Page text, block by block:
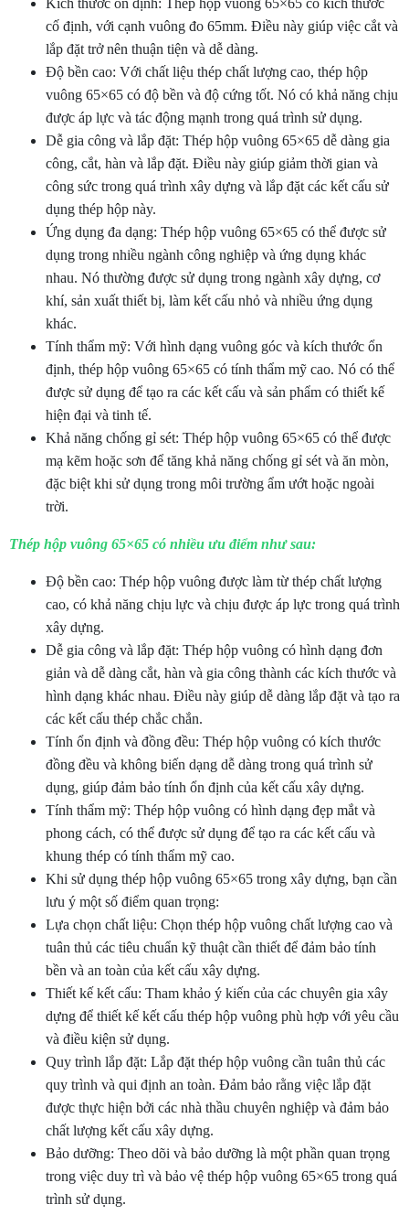
Kích thước ổn định: Thép hộp vuông 65×65 có kích thước
cố định, với cạnh vuông đo 65mm. Điều này giúp việc cắt và
lắp đặt trở nên thuận tiện và dễ dàng.
Độ bền cao: Với chất liệu thép chất lượng cao, thép hộp
vuông 65×65 có độ bền và độ cứng tốt. Nó có khả năng chịu
được áp lực và tác động mạnh trong quá trình sử dụng.
Dễ gia công và lắp đặt: Thép hộp vuông 65×65 dễ dàng gia
công, cắt, hàn và lắp đặt. Điều này giúp giảm thời gian và
công sức trong quá trình xây dựng và lắp đặt các kết cấu sử
dụng thép hộp này.
Ứng dụng đa dạng: Thép hộp vuông 65×65 có thể được sử
dụng trong nhiều ngành công nghiệp và ứng dụng khác
nhau. Nó thường được sử dụng trong ngành xây dựng, cơ
khí, sản xuất thiết bị, làm kết cấu nhỏ và nhiều ứng dụng
khác.
Tính thẩm mỹ: Với hình dạng vuông góc và kích thước ổn
định, thép hộp vuông 65×65 có tính thẩm mỹ cao. Nó có thể
được sử dụng để tạo ra các kết cấu và sản phẩm có thiết kế
hiện đại và tinh tế.
Khả năng chống gỉ sét: Thép hộp vuông 65×65 có thể được
mạ kẽm hoặc sơn để tăng khả năng chống gỉ sét và ăn mòn,
đặc biệt khi sử dụng trong môi trường ẩm ướt hoặc ngoài
trời.
Thép hộp vuông 65×65 có nhiều ưu điểm như sau:
Độ bền cao: Thép hộp vuông được làm từ thép chất lượng
cao, có khả năng chịu lực và chịu được áp lực trong quá trình
xây dựng.
Dễ gia công và lắp đặt: Thép hộp vuông có hình dạng đơn
giản và dễ dàng cắt, hàn và gia công thành các kích thước và
hình dạng khác nhau. Điều này giúp dễ dàng lắp đặt và tạo ra
các kết cấu thép chắc chắn.
Tính ổn định và đồng đều: Thép hộp vuông có kích thước
đồng đều và không biến dạng dễ dàng trong quá trình sử
dụng, giúp đảm bảo tính ổn định của kết cấu xây dựng.
Tính thẩm mỹ: Thép hộp vuông có hình dạng đẹp mắt và
phong cách, có thể được sử dụng để tạo ra các kết cấu và
khung thép có tính thẩm mỹ cao.
Khi sử dụng thép hộp vuông 65×65 trong xây dựng, bạn cần
lưu ý một số điểm quan trọng:
Lựa chọn chất liệu: Chọn thép hộp vuông chất lượng cao và
tuân thủ các tiêu chuẩn kỹ thuật cần thiết để đảm bảo tính
bền và an toàn của kết cấu xây dựng.
Thiết kế kết cấu: Tham khảo ý kiến của các chuyên gia xây
dựng để thiết kế kết cấu thép hộp vuông phù hợp với yêu cầu
và điều kiện sử dụng.
Quy trình lắp đặt: Lắp đặt thép hộp vuông cần tuân thủ các
quy trình và qui định an toàn. Đảm bảo rằng việc lắp đặt
được thực hiện bởi các nhà thầu chuyên nghiệp và đảm bảo
chất lượng kết cấu xây dựng.
Bảo dưỡng: Theo dõi và bảo dưỡng là một phần quan trọng
trong việc duy trì và bảo vệ thép hộp vuông 65×65 trong quá
trình sử dụng.